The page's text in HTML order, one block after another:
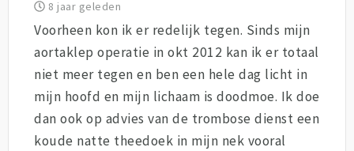
8 jaar geleden
Voorheen kon ik er redelijk tegen. Sinds mijn
aortaklep operatie in okt 2012 kan ik er totaal
niet meer tegen en ben een hele dag licht in
mijn hoofd en mijn lichaam is doodmoe. Ik doe
dan ook op advies van de trombose dienst een
koude natte theedoek in mijn nek vooral